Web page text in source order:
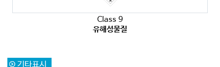
Class 9
유해성물질
기타표시